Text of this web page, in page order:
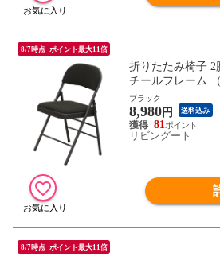
8/7時点_ポイント最大11倍
折りたたみ椅子 2
チールフレーム
み チェア いす イ
ェア ロータイプ
れ おしゃれ ） 【
ブラック
8,980円 送料込み
81
リビングート
8/7時点_ポイント最大11倍